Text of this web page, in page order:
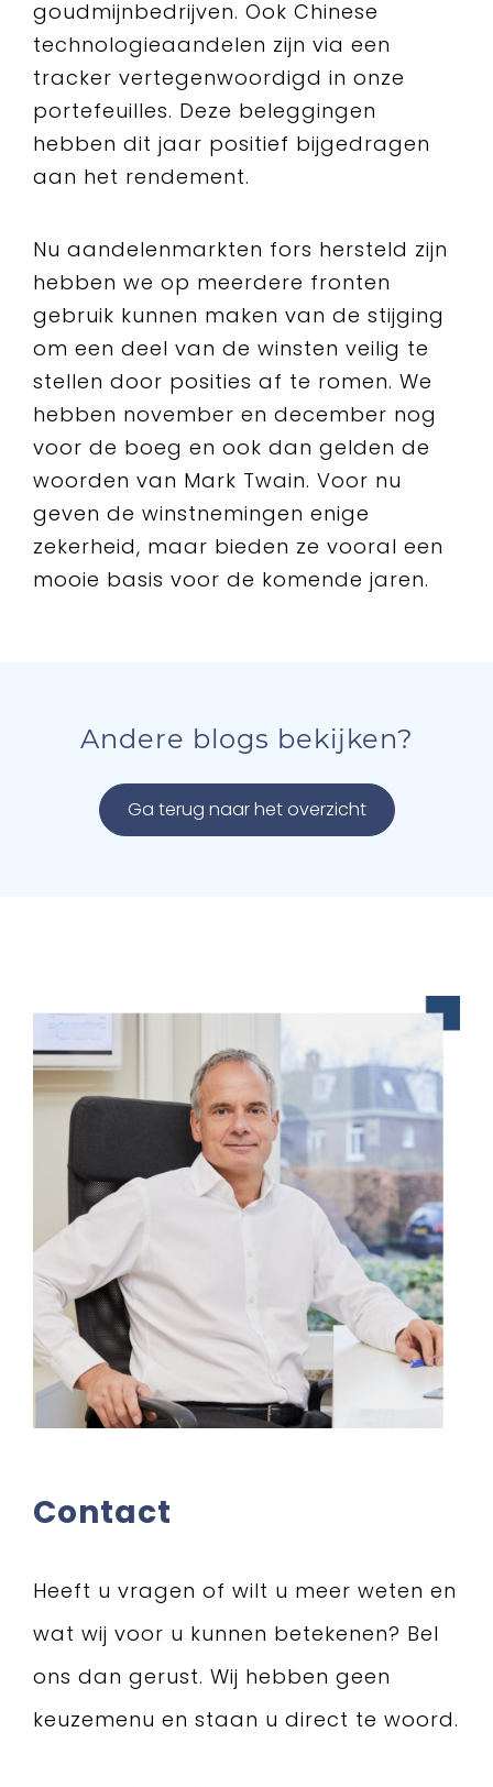
goudmijnbedrijven. Ook Chinese
technologieaandelen zijn via een
tracker vertegenwoordigd in onze
portefeuilles. Deze beleggingen
hebben dit jaar positief bijgedragen
aan het rendement.
Nu aandelenmarkten fors hersteld zijn
hebben we op meerdere fronten
gebruik kunnen maken van de stijging
om een deel van de winsten veilig te
stellen door posities af te romen. We
hebben november en december nog
voor de boeg en ook dan gelden de
woorden van Mark Twain. Voor nu
geven de winstnemingen enige
zekerheid, maar bieden ze vooral een
mooie basis voor de komende jaren.
Andere blogs bekijken?
Ga terug naar het overzicht
Contact
Heeft u vragen of wilt u meer weten en
wat wij voor u kunnen betekenen? Bel
ons dan gerust. Wij hebben geen
keuzemenu en staan u direct te woord.